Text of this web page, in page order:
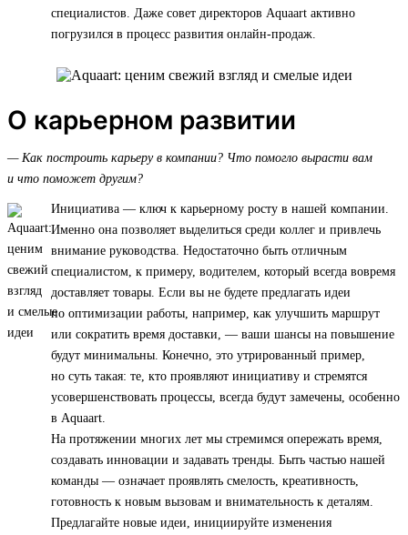
специалистов. Даже совет директоров Aquaart активно
погрузился в процесс развития онлайн-продаж.
О карьерном развитии
— Как построить карьеру в компании? Что помогло вырасти вам
и что поможет другим?
Инициатива — ключ к карьерному росту в нашей компании.
Именно она позволяет выделиться среди коллег и привлечь
внимание руководства. Недостаточно быть отличным
специалистом, к примеру, водителем, который всегда вовремя
доставляет товары. Если вы не будете предлагать идеи
по оптимизации работы, например, как улучшить маршрут
или сократить время доставки, — ваши шансы на повышение
будут минимальны. Конечно, это утрированный пример,
но суть такая: те, кто проявляют инициативу и стремятся
усовершенствовать процессы, всегда будут замечены, особенно
в Aquaart.
На протяжении многих лет мы стремимся опережать время,
создавать инновации и задавать тренды. Быть частью нашей
команды — означает проявлять смелость, креативность,
готовность к новым вызовам и внимательность к деталям.
Предлагайте новые идеи, инициируйте изменения